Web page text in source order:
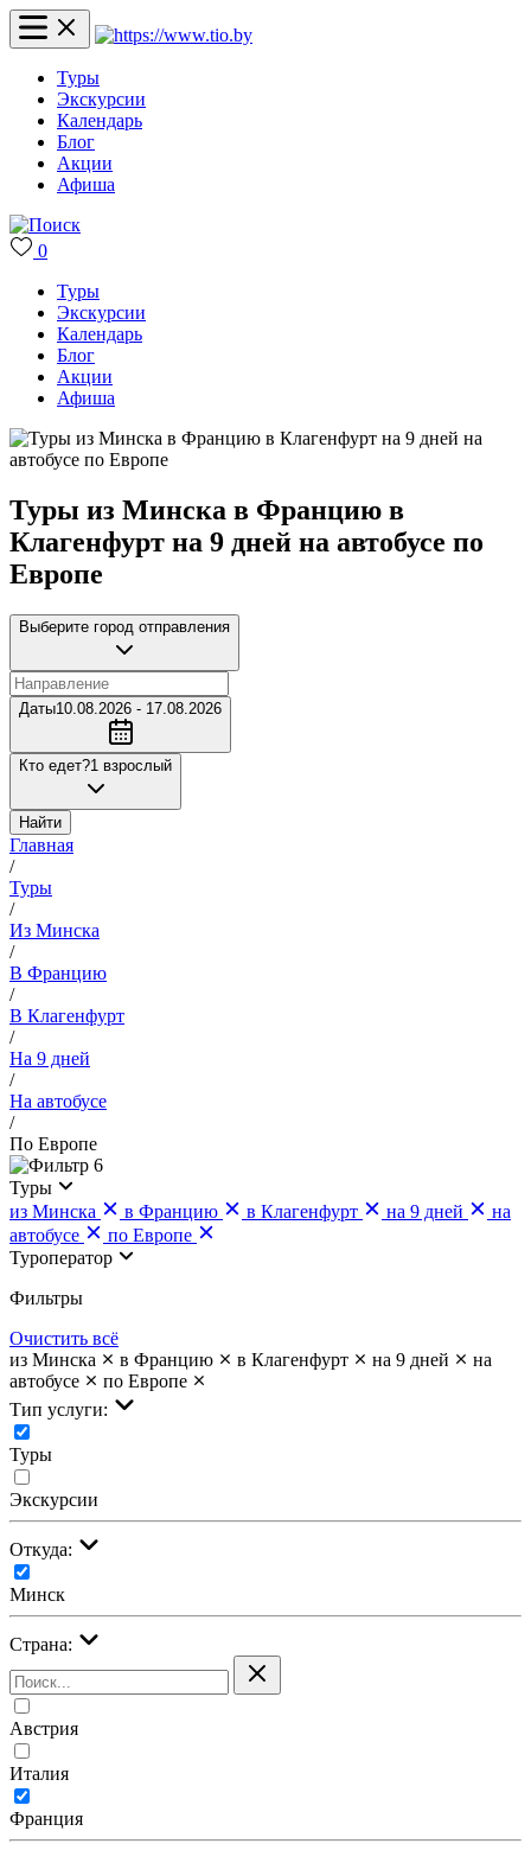
Туры
Экскурсии
Календарь
Блог
Акции
Афиша
0
Туры
Экскурсии
Календарь
Блог
Акции
Афиша
Туры из Минска в Францию в
Клагенфурт на 9 дней на автобусе по
Европе
Выберите город отправления
Даты10.08.2026 - 17.08.2026
Кто едет?1 взрослый
Найти
Главная
/
Туры
/
Из Минска
/
В Францию
/
В Клагенфурт
/
На 9 дней
/
На автобусе
/
По Европе
6
Туры
из Минска
в Францию в Клагенфурт на 9 дней
на
автобусе
по Европе
Туроператор
Фильтры
Очистить всё
из Минска
в Францию в Клагенфурт на 9 дней
на
автобусе
по Европе
Тип услуги:
Туры
Экскурсии
Откуда:
Минск
Страна:
Австрия
Италия
Франция